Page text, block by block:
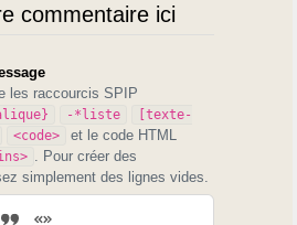
commentaire ici
les raccourcis SPIP
-*liste
[texte-
<code> et le code HTML
. Pour créer des
simplement des lignes vides.